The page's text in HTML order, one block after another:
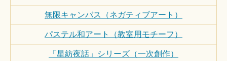
無限キャンバス（ネガティブアート）
パステル和アート（教室用モチーフ）
「星紡夜話」シリーズ（一次創作）